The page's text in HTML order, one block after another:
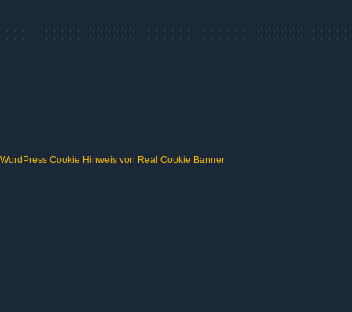
WordPress Cookie Hinweis von Real Cookie Banner